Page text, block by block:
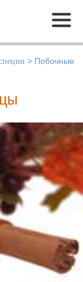
Меню
> Побочные